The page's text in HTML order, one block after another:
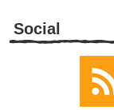
Social